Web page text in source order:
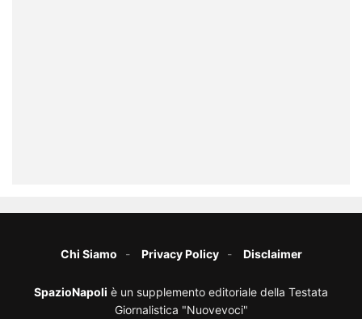
Chi Siamo Privacy Policy Disclaimer
SpazioNapoli è un supplemento editoriale della Testata
Giornalistica "Nuovevoci"